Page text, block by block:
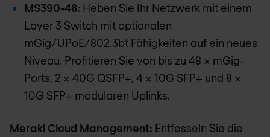
MS390-48: Heben Sie Ihr Netzwerk mit einem
Layer 3 Switch mit optionalen
mGig/UPoE/802.3bt Fähigkeiten auf ein neues
Niveau. Profitieren Sie von bis zu 48 x mGig-
Ports, 2 x 40G QSFP+, 4 x 10G SFP+ und 8 ×
10G SFP+ modularen Uplinks.
Meraki Cloud Management: Entfesseln Sie die